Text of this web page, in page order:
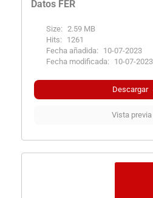
Datos FER
Size: 2.59 MB
Hits:
1261
Fecha añadida:
10-07-2023
Fecha modificada:
10-07-2023
Descargar
Vista previa